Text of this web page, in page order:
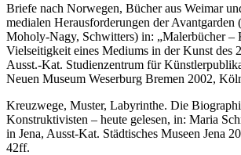
Briefe nach Norwegen, Bücher aus Weimar
medialen Herausforderungen der Avantgarden
Moholy-Nagy, Schwitters) in: „Malerbücher –
Vielseitigkeit eines Mediums in der Kunst des
Ausst.-Kat. Studienzentrum für
Neuen Museum Weserburg Bremen 2002,
Kreuzwege, Muster, Labyrinthe. Die
Konstruktivisten – heute gelesen, in: Maria
in Jena, Ausst-Kat. Städtisches Museen Jena
42ff.